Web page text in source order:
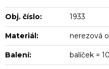
Obj. číslo: 1933
Materiál: nerezová
Balení: balíček =